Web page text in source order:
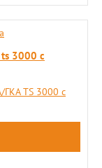
3000 с
ГКА TS 3000 с